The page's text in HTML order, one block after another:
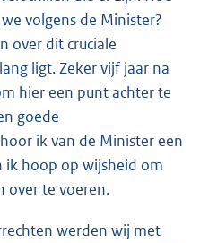
volgens de Minister?
over dit cruciale
ligt. Zeker vijf jaar na
hier een punt achter te
goede
ik van de Minister een
hoop op wijsheid om
over te voeren.
werden wij met